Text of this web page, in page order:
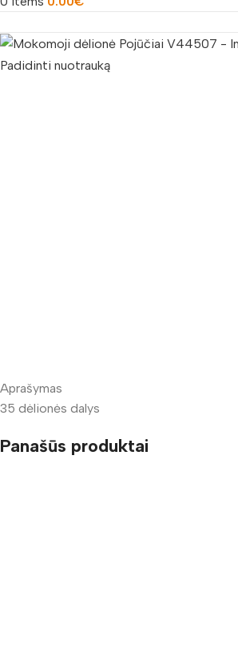
Padidinti nuotrauką
Aprašymas
35 dėlionės dalys
Panašūs produktai